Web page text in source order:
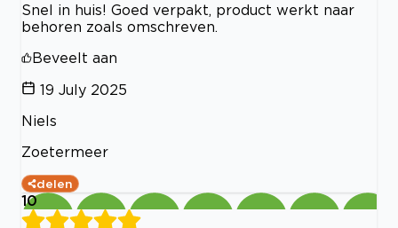
Snel in huis! Goed verpakt, product werkt naar
behoren zoals omschreven.
Beveelt aan
19 July 2025
Niels
Zoetermeer
delen
10